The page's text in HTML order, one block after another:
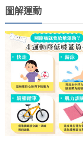
圖解運動